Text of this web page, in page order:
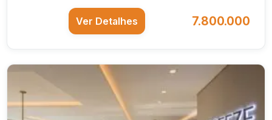
Ver Detalhes 7.800.000